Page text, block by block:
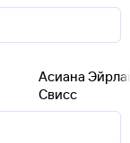
Асиана
Свисс